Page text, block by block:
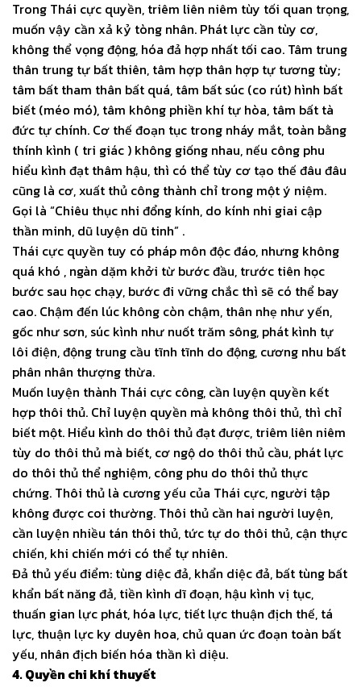
Trong Thái cực quyền, triêm liên niêm tùy tối quan trọng,
muốn vậy cần xả kỷ tòng nhân. Phát lực cần tùy cơ,
không thể vọng động, hóa đả hợp nhất tối cao. Tâm trung
thân trung tự bất thiên, tâm hợp thân hợp tự tương tùy;
tâm bất tham thân bất quá, tâm bất súc (co rút) hình bất
biết (méo mó), tâm không phiền khí tự hòa, tâm bất tà
đức tự chính. Cơ thế đoạn tục trong nháy mắt, toàn bằng
thính kình ( tri giác ) không giống nhau, nếu công phu
hiểu kình đạt thâm hậu, thì có thể tùy cơ tạo thế đâu đâu
cũng là cơ, xuất thủ công thành chỉ trong một ý niệm.
Gọi là “Chiêu thục nhi đổng kính, do kính nhi giai cập
thần minh, dũ luyện dũ tinh” .
Thái cực quyền tuy có pháp môn độc đáo, nhưng không
quá khó , ngàn dặm khởi từ bước đầu, trước tiên học
bước sau học chạy, bước đi vững chắc thì sẽ có thể bay
cao. Chậm đến lúc không còn chậm, thân nhẹ như yến,
gốc như sơn, súc kình như nuốt trăm sông, phát kình tự
lôi điện, động trung cầu tĩnh tĩnh do động, cương nhu bất
phân nhân thượng thừa.
Muốn luyện thành Thái cực công, cần luyện quyền kết
hợp thôi thủ. Chỉ luyện quyền mà không thôi thủ, thì chỉ
biết một. Hiểu kình do thôi thủ đạt được, triêm liên niêm
tùy do thôi thủ mà biết, cơ ngộ do thôi thủ cầu, phát lực
do thôi thủ thể nghiệm, công phu do thôi thủ thực
chứng. Thôi thủ là cương yếu của Thái cực, người tập
không được coi thường. Thôi thủ cần hai người luyện,
cần luyện nhiều tán thôi thủ, tức tự do thôi thủ, cận thực
chiến, khi chiến mới có thể tự nhiên.
Đả thủ yếu điểm: tùng diệc đả, khẩn diệc đả, bất tùng bất
khẩn bất năng đả, tiền kình dĩ đoạn, hậu kình vị tục,
thuấn gian lực phát, hóa lực, tiết lực thuận địch thế, tá
lực, thuận lực ky duyên hoa, chủ quan ức đoạn toàn bất
yếu, nhân địch biến hóa thần kì diệu.
4. Quyền chi khí thuyết